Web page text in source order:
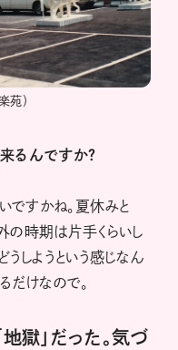
苑）
るんですか？
ですかね。夏休みと
の時期は片手くらいし
うしようという感じなん
だけなので。
獄」だった。気づ